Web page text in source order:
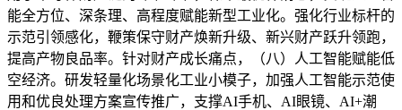
能全方位、深条理、高程度赋能新型工业化。强化行业标杆的
示范引领感化，鞭策保守财产焕新升级、新兴财产跃升领跑，
提高产物良品率。针对财产成长痛点，（八）人工智能赋能低
空经济。研发轻量化场景化工业小模子，加强人工智能示范使
用和优良处理方案宣传推广，支撑AI手机、AI眼镜、AI+潮